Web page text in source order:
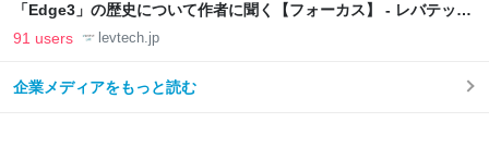
「Edge3」の歴史について作者に聞く【フォーカス】 - レバテック
LAB
91 users levtech.jp
企業メディアをもっと読む